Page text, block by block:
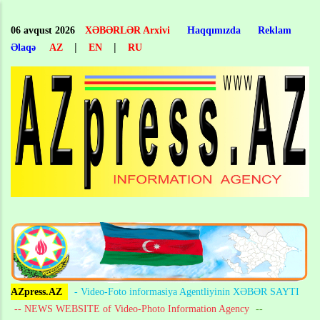
main
content
06 avqust 2026 XƏBƏRLƏR Arxivi Haqqımızda
Reklam
Əlaqə
AZ | EN | RU
AZpress.AZ
- Video-Foto informasiya Agentliyinin XƏBƏR SAYTI
-- NEWS WEBSITE of Video-Photo Information Agency --